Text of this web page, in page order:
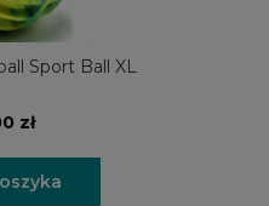
Sport Ball XL
zł